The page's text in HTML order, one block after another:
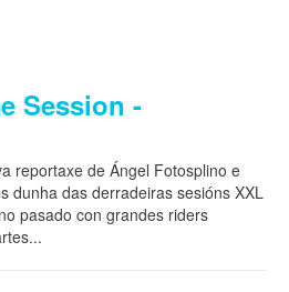
Session -
reportaxe de Ángel Fotosplino e
dunha das derradeiras sesións XXL
pasado con grandes riders
...